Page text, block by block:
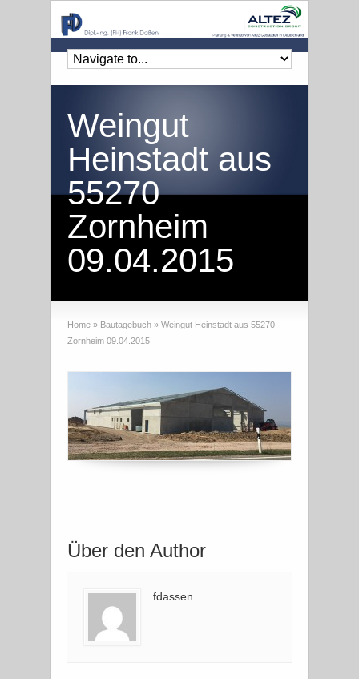
Weingut
Heinstadt aus
55270
Zornheim
09.04.2015
Home » Bautagebuch » Weingut Heinstadt aus 55270
Zornheim 09.04.2015
Über den Author
fdassen